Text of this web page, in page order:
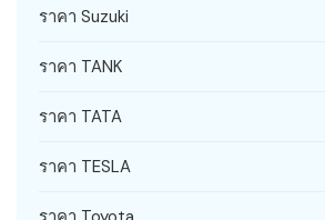
ราคา Suzuki
ราคา TANK
ราคา TATA
ราคา TESLA